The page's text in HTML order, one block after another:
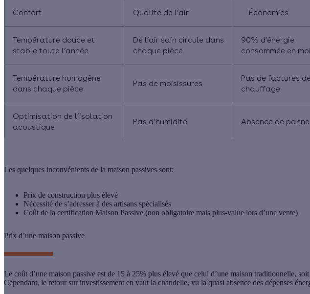
Confort Qualité de l’air Économies
Température douce et
stable toute l’année
De l’air sain circule dans
chaque pièce
90% d’énergie
consommée en
Température homogène
dans chaque pièce
Pas de moisissures
Pas de factures de
chauffage
Optimisation de l’isolation
acoustique
Pas d’humidité Absence de panne
Les quelques inconvénients de la maison passives sont:
Prix de construction plus élevé
Nécessité de s’adresser à des artisans spécialisés
Coût de la certification Maison Passive (non obligatoire mais plus-value lors d’une vente)
Prix d’une maison passive
Le coût d’une maison passive est de 15 à 25% plus élevé que celui d’une maison traditionnelle,
Cependant, le retour sur investissement en vaut la chandelle, vu la quasi absence des dépenses